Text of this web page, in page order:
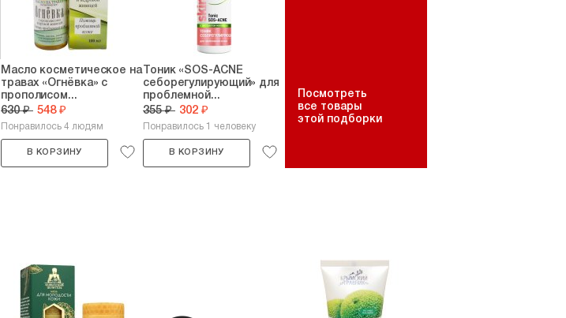
Масло косметическое на
травах «Огнёвка» с
прополисом...
630 ₽ 548 ₽
Понравилось 4 людям
В КОРЗИНУ
Тоник «SOS-ACNE
себорегулирующий» для
проблемной...
355 ₽ 302 ₽
Понравилось 1 человеку
В КОРЗИНУ
Посмотреть
все товары
этой подборки